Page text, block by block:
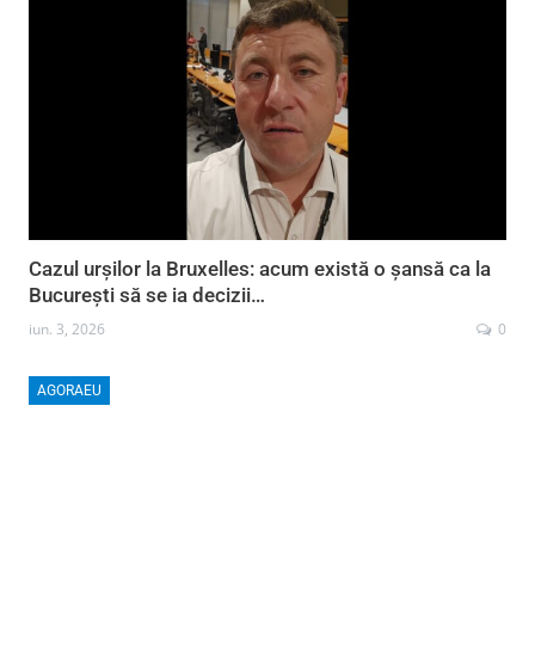
Cazul urșilor la Bruxelles: acum există o șansă ca la
București să se ia decizii…
iun. 3, 2026 0
AGORAEU